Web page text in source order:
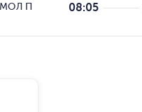
П 08:05